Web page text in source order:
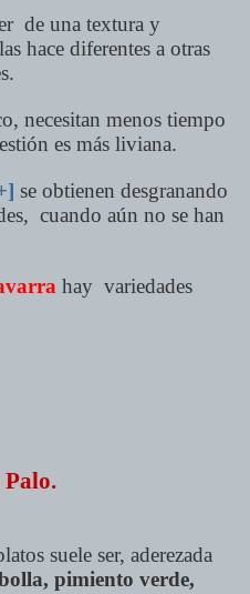
de una textura y
hace diferentes a otras
necesitan menos tiempo
es más liviana.
se obtienen desgranando
cuando aún no se han
hay variedades
suele ser, aderezada
pimiento verde,